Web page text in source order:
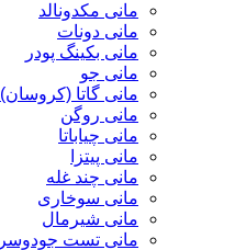
مانی مکدونالد
مانی دونات
مانی بکینگ پودر
مانی جو
مانی گاتا (کروسان)
مانی روگن
مانی چیاباتا
مانی پیتزا
مانی چند غله
مانی سوخاری
مانی شیرمال
مانی تست جودوسر